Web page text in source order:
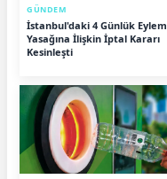
GÜNDEM
İstanbul'daki 4 Günlük Eylem
Yasağına İlişkin İptal Kararı
Kesinleşti